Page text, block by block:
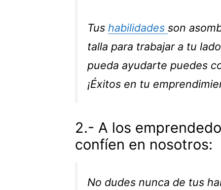
Tus habilidades son
talla para trabajar a tu
pueda ayudarte puedes
¡Éxitos en tu
2.- A los
confíen en nosotros:
No dudes nunca de tus